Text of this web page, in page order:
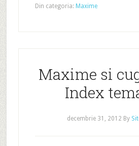
Din categoria: Maxime
Maxime si
Index
decembrie 31, 2012 By